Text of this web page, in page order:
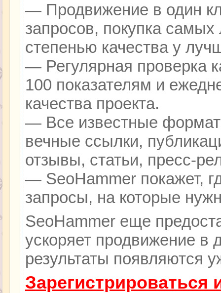
— Продвижение в один
запросов, покупка
степенью качества у
— Регулярная проверка
100 показателям и
качества проекта.
— Все известные
вечные ссылки,
отзывы, статьи, пресс-
— SeoHammer покажет,
запросы, на которые
SeoHammer еще
ускоряет продвижение в
результаты появляются